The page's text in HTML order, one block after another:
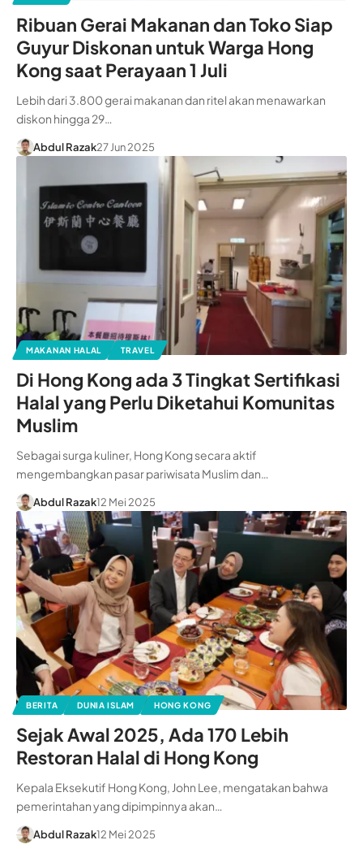
Ribuan Gerai Makanan dan Toko Siap
Guyur Diskonan untuk Warga Hong
Kong saat Perayaan 1 Juli
Lebih dari 3.800 gerai makanan dan ritel akan menawarkan
diskon hingga 29…
Abdul Razak27 Jun 2025
MAKANAN HALAL TRAVEL
Di Hong Kong ada 3 Tingkat Sertifikasi
Halal yang Perlu Diketahui Komunitas
Muslim
Sebagai surga kuliner, Hong Kong secara aktif
mengembangkan pasar pariwisata Muslim dan…
Abdul Razak12 Mei 2025
BERITA DUNIA ISLAM HONG KONG
Sejak Awal 2025, Ada 170 Lebih
Restoran Halal di Hong Kong
Kepala Eksekutif Hong Kong, John Lee, mengatakan bahwa
pemerintahan yang dipimpinnya akan…
Abdul Razak12 Mei 2025